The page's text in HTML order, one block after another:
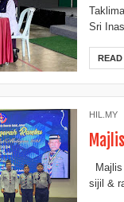
Sri
READ
HIL.MY
Majlis
sijil &